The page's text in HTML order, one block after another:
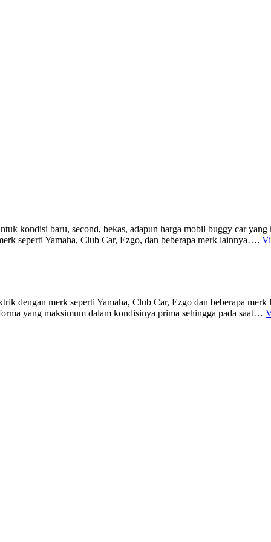
kondisi baru, second, bekas, adapun harga mobil buggy car yang
seperti Yamaha, Club Car, Ezgo, dan beberapa merk lainnya….
dengan merk seperti Yamaha, Club Car, Ezgo dan beberapa
yang maksimum dalam kondisinya prima sehingga pada saat…